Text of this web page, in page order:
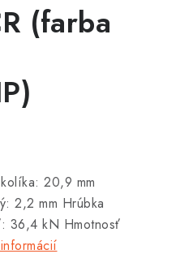
(farba
20,9 mm
2,2 mm Hrúbka
36,4 kN Hmotnosť